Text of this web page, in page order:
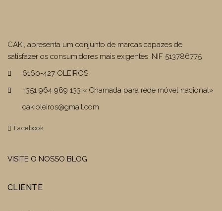
CAKI, apresenta um conjunto de marcas capazes de
satisfazer os consumidores mais exigentes. NIF 513786775
6160-427 OLEIROS
+351 964 989 133 « Chamada para rede móvel nacional»
cakioleiros@gmail.com
Facebook
VISITE O NOSSO BLOG
CLIENTE